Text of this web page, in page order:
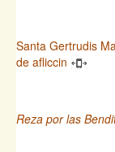
Santa Gertrudis
de afliccin
Reza por las